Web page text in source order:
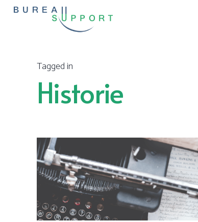
Tagged in
Historie